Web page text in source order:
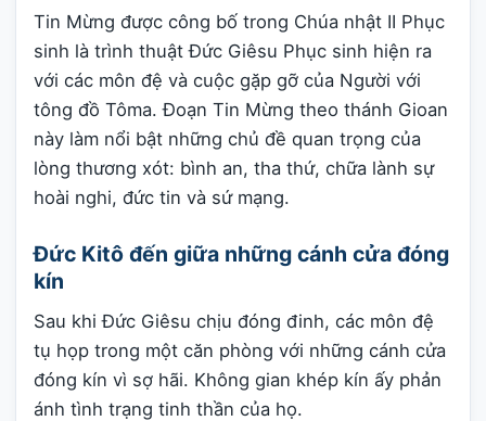
Tin Mừng được công bố trong Chúa nhật II Phục
sinh là trình thuật Đức Giêsu Phục sinh hiện ra
với các môn đệ và cuộc gặp gỡ của Người với
tông đồ Tôma. Đoạn Tin Mừng theo thánh Gioan
này làm nổi bật những chủ đề quan trọng của
lòng thương xót: bình an, tha thứ, chữa lành sự
hoài nghi, đức tin và sứ mạng.
Đức Kitô đến giữa những cánh cửa đóng
kín
Sau khi Đức Giêsu chịu đóng đinh, các môn đệ
tụ họp trong một căn phòng với những cánh cửa
đóng kín vì sợ hãi. Không gian khép kín ấy phản
ánh tình trạng tinh thần của họ.